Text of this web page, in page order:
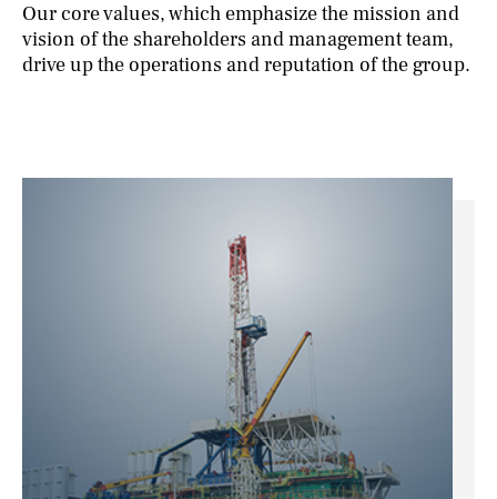
Our core values, which emphasize the mission and
vision of the shareholders and management team,
drive up the operations and reputation of the group.